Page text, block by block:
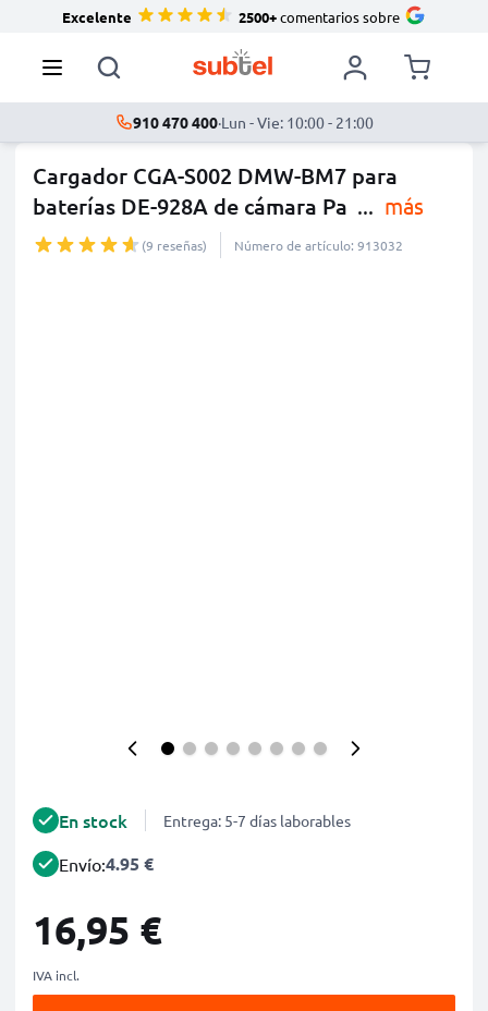
Excelente 2500+comentarios sobre
910 470 400·Lun - Vie: 10:00 - 21:00
Cargador CGA-S002 DMW-BM7 para
baterías DE-928A de cámara Pa ... más
(9 reseñas) Número de artículo: 913032
En stock Entrega: 5-7 días laborables
Envío:4.95 €
16,95 €
IVA incl.